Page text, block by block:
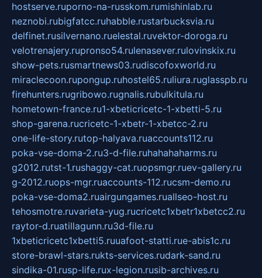
hostserve.ruporno-na-russkom.rumishinlab.ru
neznobi.rubigfatcc.ruhabble.rustarbucksvia.ru
delfinet.rusilvernano.ruelestal.ruvektor-doroga.ru
velotrenajery.rupronso54.rulenasever.rulovinskix.ru
show-pets.rusmartnews03.rudiscofoxworld.ru
miraclecoon.rupongup.ruhostel65.ruliura.ruglasspb.ru
firehunters.rugribowo.rugnalis.rubulkitula.ru
hometown-france.ru1-xbeticricetc-1-xbetti-5.ru
shop-garena.rucricetc-1-xbetr-1-xbetcc-2.ru
one-life-story.rutop-halyava.ruaccounts112.ru
poka-vse-doma-2.ru3-d-file.ruhahahaharms.ru
g2012.rutst-1.rushaggy-cat.ruopsmgr.ruev-gallery.ru
g-2012.ruops-mgr.ruaccounts-112.rucsm-demo.ru
poka-vse-doma2.ruairgungames.ruallseo-host.ru
tehosmotre.ruvarieta-yug.rucricetc1xbetr1xbetcc2.ru
raytor-d.ruatillagunn.ru3d-file.ru
1xbeticricetc1xbetti5.ruuafoot-statti.rue-abis1c.ru
store-brawl-stars.rukts-services.rudark-sand.ru
sindika-01.rusp-life.rux-legion.rusib-archives.ru